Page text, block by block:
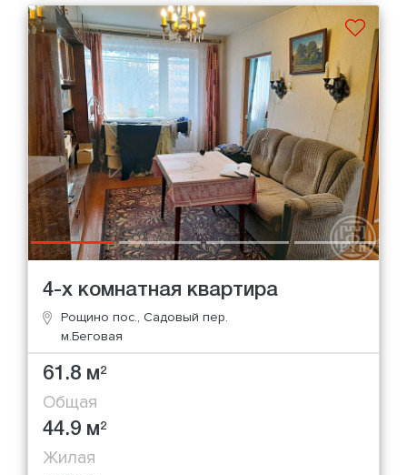
4-х комнатная квартира
Рощино пос., Садовый пер.
м.Беговая
61.8 м2
Общая
44.9 м2
Жилая